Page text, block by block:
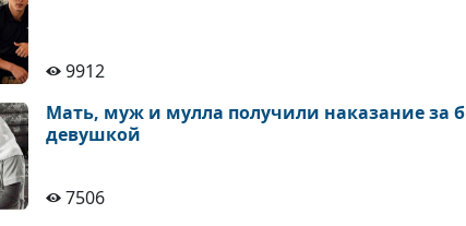
9912
Мать, муж и мулла получили наказание за
девушкой
7506